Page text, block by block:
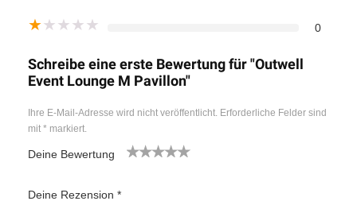
★★★★★ 0
Schreibe eine erste Bewertung für "Outwell
Event Lounge M Pavillon"
Ihre E-Mail-Adresse wird nicht veröffentlicht. Erforderliche Felder sind
mit * markiert.
Deine Bewertung
Deine Rezension *